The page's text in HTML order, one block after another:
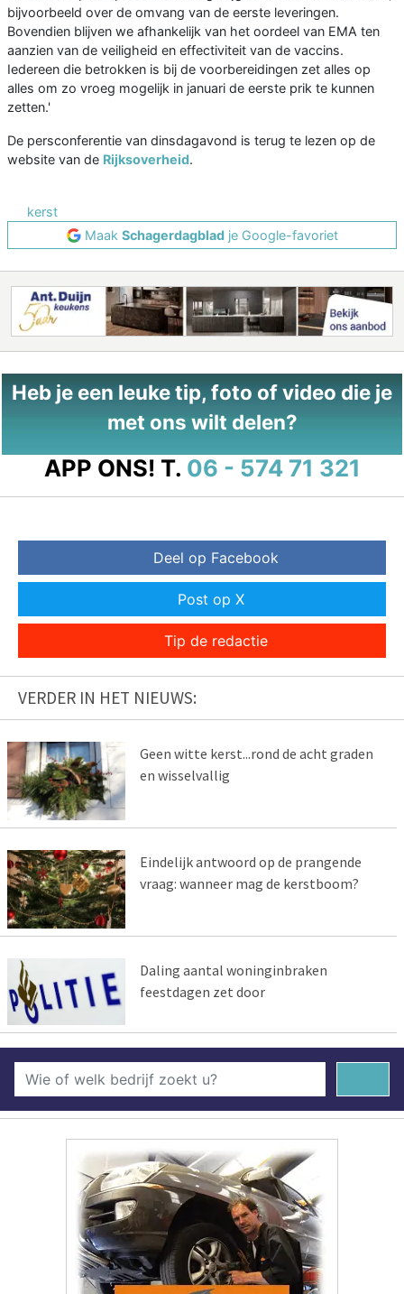
bijvoorbeeld over de omvang van de eerste leveringen.
Bovendien blijven we afhankelijk van het oordeel van EMA ten
aanzien van de veiligheid en effectiviteit van de vaccins.
Iedereen die betrokken is bij de voorbereidingen zet alles op
alles om zo vroeg mogelijk in januari de eerste prik te kunnen
zetten.'
De persconferentie van dinsdagavond is terug te lezen op de
website van de Rijksoverheid.
kerst
Maak Schagerdagbladje Google-favoriet
Heb je een leuke tip, foto of video die je
met ons wilt delen?
APP ONS! T. 06 - 574 71 321
Deel op Facebook
Post op X
Tip de redactie
VERDER IN HET NIEUWS:
Geen witte kerst...rond de acht graden
en wisselvallig
Eindelijk antwoord op de prangende
vraag: wanneer mag de kerstboom?
Daling aantal woninginbraken
feestdagen zet door